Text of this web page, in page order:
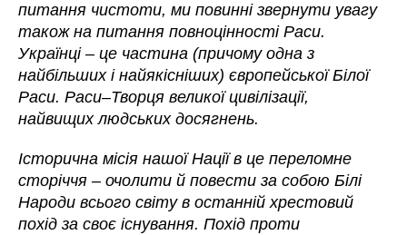
питання чистоти, ми повинні звернути увагу
також на питання повноцінності Раси.
Українці – це частина (причому одна з
найбільших і найякісніших) європейської Білої
Раси. Раси–Творця великої цивілізації,
найвищих людських досягнень.
Історична місія нашої Нації в це переломне
сторіччя – очолити й повести за собою Білі
Народи всього світу в останній хрестовий
похід за своє існування. Похід проти